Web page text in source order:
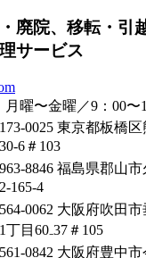
廃院、移転・引
サービス
月曜〜金曜／9：00〜
0025 東京都板橋区
6＃103
8846 福島県郡山市
165-4
0062 大阪府吹田市
丁目60₋37＃105
0842 大阪府豊中市